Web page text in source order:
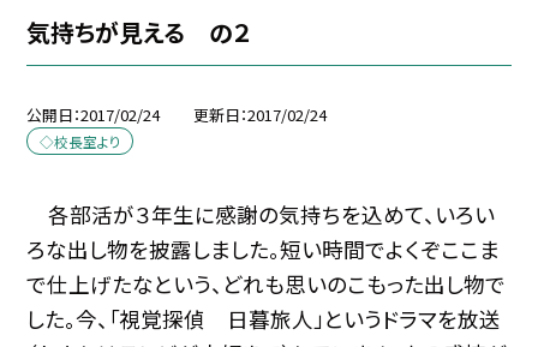
気持ちが見える の２
公開日 2017/02/24 更新日 2017/02/24
◇校長室より
各部活が３年生に感謝の気持ちを込めて、いろい
ろな出し物を披露しました。短い時間でよくぞここま
で仕上げたなという、どれも思いのこもった出し物で
した。今、「視覚探偵 日暮旅人」というドラマを放送